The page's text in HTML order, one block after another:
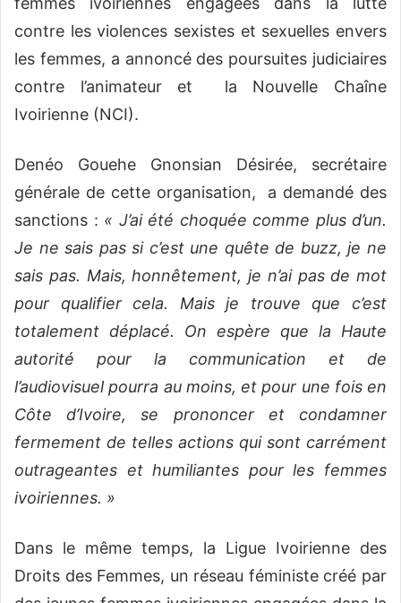
contre les violences sexistes et sexuelles envers
les femmes, a annoncé des poursuites judiciaires
contre l’animateur et la Nouvelle Chaîne
Ivoirienne (NCI).
Denéo Gouehe Gnonsian Désirée, secrétaire
générale de cette organisation, a demandé des
sanctions : « J’ai été choquée comme plus d’un.
Je ne sais pas si c’est une quête de buzz, je ne
sais pas. Mais, honnêtement, je n’ai pas de mot
pour qualifier cela. Mais je trouve que c’est
totalement déplacé. On espère que la Haute
autorité pour la communication et de
l’audiovisuel pourra au moins, et pour une fois en
Côte d’Ivoire, se prononcer et condamner
fermement de telles actions qui sont carrément
outrageantes et humiliantes pour les femmes
ivoiriennes. »
Dans le même temps, la Ligue Ivoirienne des
Droits des Femmes, un réseau féministe créé par